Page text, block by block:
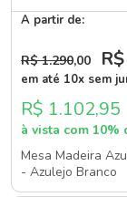
A partir de:
R$ 1.290,00
em até 10x sem
R$ 1.102,95
à vista com 10%
Mesa Madeira
- Azulejo Branco